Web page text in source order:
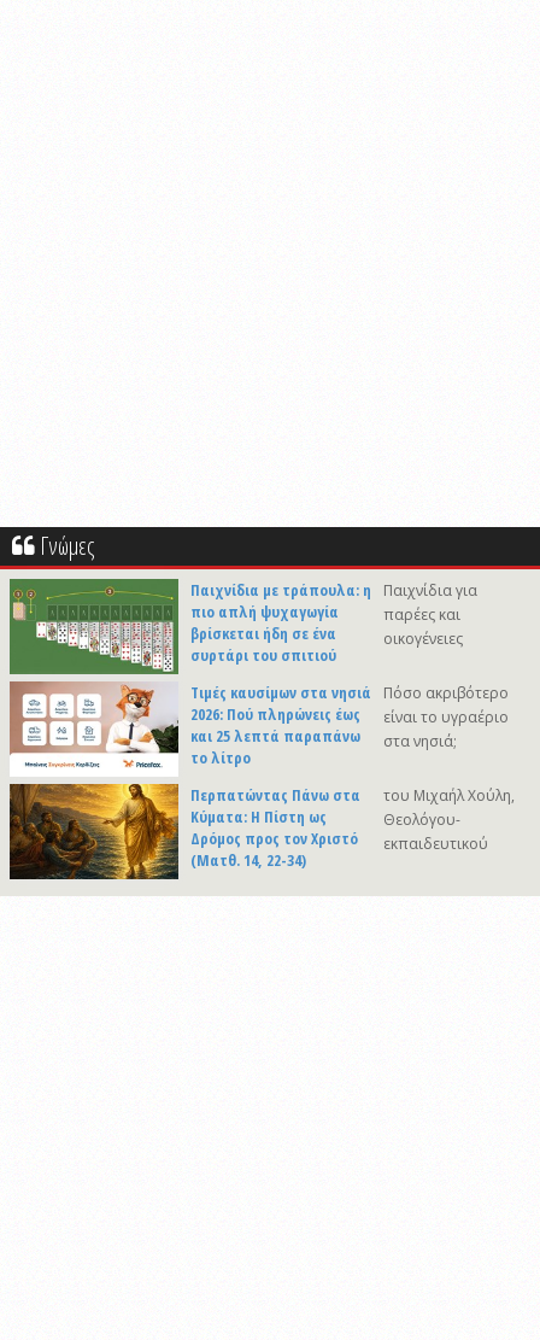
Γνώμες
Παιχνίδια με τράπουλα: η
πιο απλή ψυχαγωγία
βρίσκεται ήδη σε ένα
συρτάρι του σπιτιού
Παιχνίδια για
παρέες και
οικογένειες
Τιμές καυσίμων στα νησιά
2026: Πού πληρώνεις έως
και 25 λεπτά παραπάνω
το λίτρο
Πόσο ακριβότερο
είναι το υγραέριο
στα νησιά;
Περπατώντας Πάνω στα
Κύματα: Η Πίστη ως
Δρόμος προς τον Χριστό
(Ματθ. 14, 22-34)
του Μιχαήλ Χούλη,
Θεολόγου-
εκπαιδευτικού